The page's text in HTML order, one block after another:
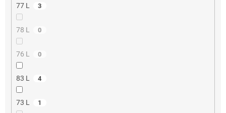
77 L 3
78 L 0
76 L 0
83 L 4
73 L 1